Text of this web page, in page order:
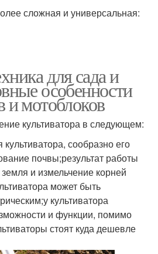
сложная и универсальная:
для сада и
особенности
и мотоблоков
культиватора в следующем:
сообразно его
почвы;результат работы
и измельчение корней
может быть
культиватора
и функции, помимо
стоят куда дешевле